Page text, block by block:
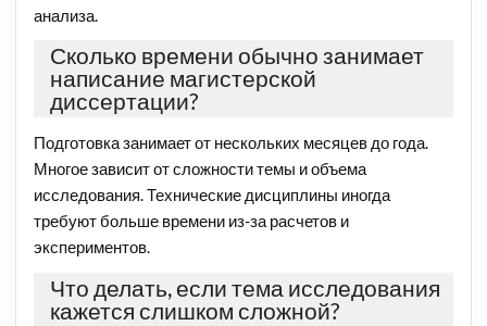
анализа.
Сколько времени обычно занимает
написание магистерской
диссертации?
Подготовка занимает от нескольких месяцев до года.
Многое зависит от сложности темы и объема
исследования. Технические дисциплины иногда
требуют больше времени из-за расчетов и
экспериментов.
Что делать, если тема исследования
кажется слишком сложной?